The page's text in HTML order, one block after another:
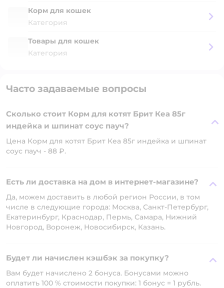
Корм для кошек
Категория
Товары для кошек
Категория
Часто задаваемые вопросы
Сколько стоит Корм для котят Брит Кеа 85г
индейка и шпинат соус пауч?
Цена Корм для котят Брит Кеа 85г индейка и шпинат
соус пауч - 88 ₽.
Есть ли доставка на дом в интернет-магазине?
Да, можем доставить в любой регион России, в том
числе в следующие города: Москва, Санкт-Петербург,
Екатеринбург, Краснодар, Пермь, Самара, Нижний
Новгород, Воронеж, Новосибирск, Казань.
Будет ли начислен кэшбэк за покупку?
Вам будет начислено 2 бонуса. Бонусами можно
оплатить 100 % стоимости покупки: 1 бонус = 1 рубль.